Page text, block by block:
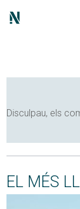
Disculpau, els
EL MÉS